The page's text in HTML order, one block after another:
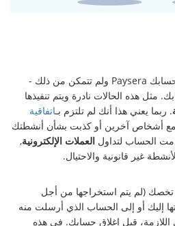
إذا حاولت تسجيل الدخول إلى حسابك Paysera ولم تتمكن من ذلك -
مثل هذه الحالات نادرة ويتم تنفيذها
. ربما يعني هذا أنك لم تلتزم بـاتفاقية
أشخاص آخرين أو كذبت بشأن أنشطتك
الحساب لتداول العملات الإلكترونية,
غير قانونية والاحتيال.
(لم يتم استخراجها من أجل
إليك أو إلى الحساب الذي أرسلت منه
اللازمة، قبل إغلاق حسابك. في هذه